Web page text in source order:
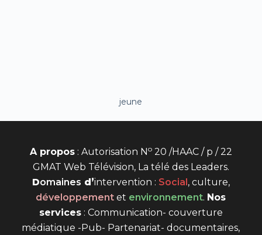
jeune
A propos: Autorisation N o20 /HAAC / p / 22
GMAT Web Télévision, La télé des Leaders.
Domaines d’intervention : Social , culture,
développement et environnement. Nos
services: Communication- couverture
médiatique -Pub- Partenariat- documentaires,